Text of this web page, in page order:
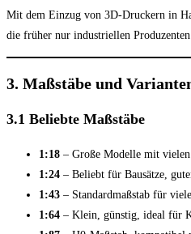
Mit dem Einzug von 3D-Druckern in
die früher nur industriellen
3. Maßstäbe und
3.1 Beliebte Maßstäbe
1:18 – Große Modelle mit
1:24 – Beliebt für Bausätze,
1:43 – Standardmaßstab für
1:64 – Klein, günstig, ideal für